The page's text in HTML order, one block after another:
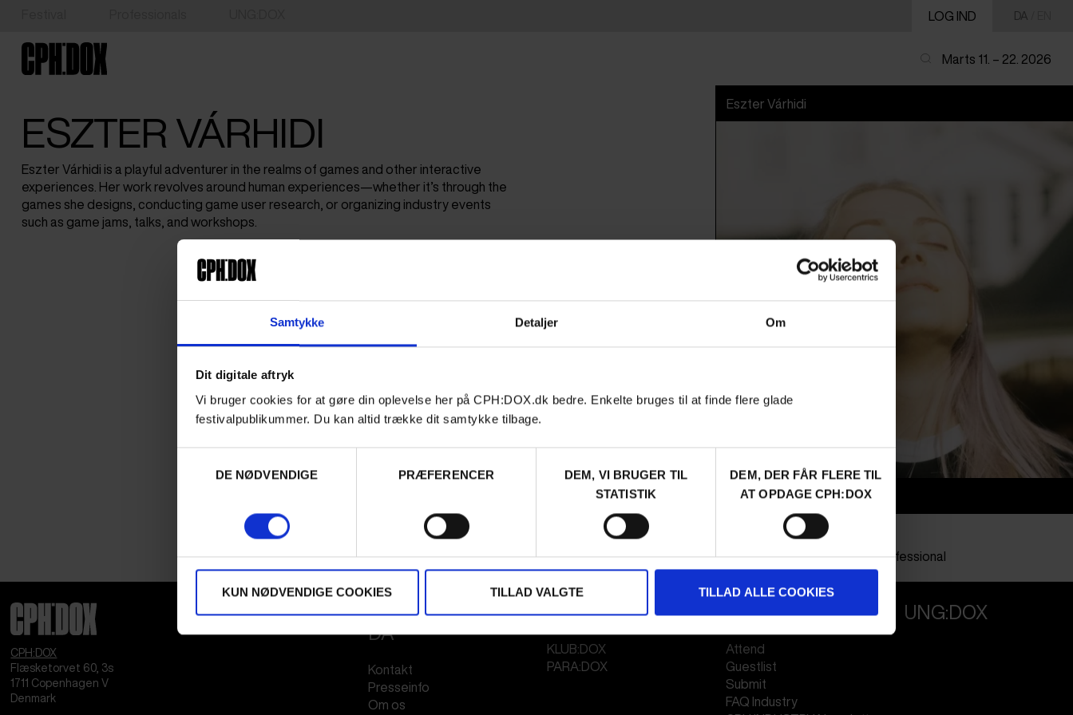
Samtykke Detaljer Om
Dit digitale aftryk
Vi bruger cookies for at gøre din oplevelse her på CPH:DOX.dk bedre. Enkelte bruges til at finde flere glade
festivalpublikummer. Du kan altid trække dit samtykke tilbage.
DE NØDVENDIGE
PRÆFERENCER
DEM, VI BRUGER TIL
STATISTIK
DEM, DER FÅR FLERE TIL
AT OPDAGE CPH:DOX
KUN NØDVENDIGE COOKIES TILLAD VALGTE TILLAD ALLE COOKIES
LOG IND DA
Marts 11. – 22. 2026
ESZTER VÁRHIDI
Eszter Várhidi is a playful adventurer in the realms of games and other interactive
experiences. Her work revolves around human experiences—whether it’s through the
games she designs, conducting game user research, or organizing industry events
such as game jams, talks, and workshops.
Eszter Várhidi
Info
Nationalitet
Profession
Other Professional
CPH:DOX
Flæsketorvet 60, 3s
1711 Copenhagen V
Denmark
FESTIVAL 2026
DA
Kontakt
Presseinfo
Om os
STREAMING
KLUB:DOX
PARA:DOX
PROFESSIONALS
Attend
Guestlist
Submit
FAQ Industry
UNG:DOX